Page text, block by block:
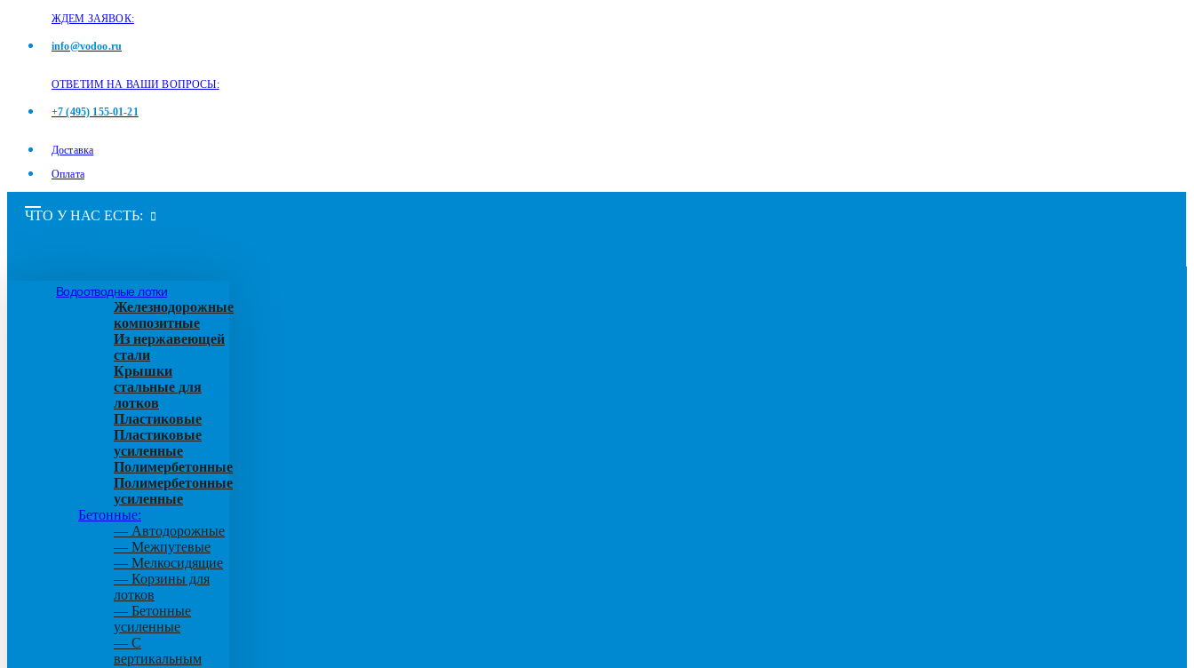
ЖДЕМ ЗАЯВОК:
info@vodoo.ru
ОТВЕТИМ НА ВАШИ ВОПРОСЫ:
+7 (495) 155-01-21
Доставка
Оплата
ЧТО У НАС ЕСТЬ:
Водоотводные лотки
Железнодорожные
композитные
Из нержавеющей
стали
Крышки
стальные для
лотков
Пластиковые
Пластиковые
усиленные
Полимербетонные
Полимербетонные
усиленные
Бетонные:
— Автодорожные
— Межпутевые
— Мелкосидящие
— Корзины для
лотков
— Бетонные
усиленные
— С
вертикальным